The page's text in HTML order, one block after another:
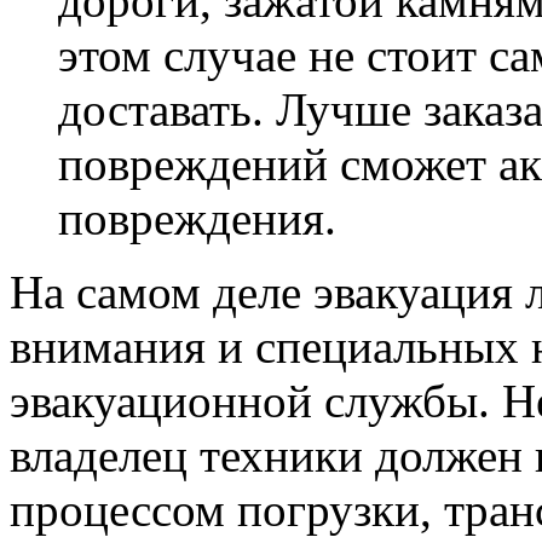
этом случае не стоит
доставать. Лучше
повреждений сможет
повреждения.
На самом деле эвакуация
внимания и специальных
эвакуационной службы.
владелец техники должен
процессом погрузки,